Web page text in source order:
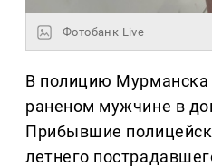
Фотобанк Live
В полицию Мурманска
раненом мужчине в
Прибывшие
летнего